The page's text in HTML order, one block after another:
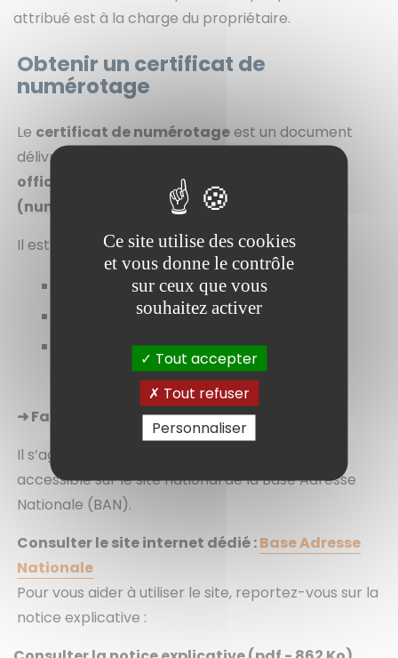
attribué est à la charge du propriétaire.
Obtenir un certificat de
numérotage
Le certificat de numérotageest un document
délivré par la mairie attestant de l’
officielle d’une parcelle ou d’un bâtiment
(numéro et nom de voie) .
Il est souvent demandé dans le cadre :
vente immobilière
D’une démarche auprès d’un
D’un dossier réalisé par ungéomètre
ou un cabinet d’étude
➜Faire la démarche(en 3 cliques !)
Il s’agit d’une démarche 100% dématérialisée
accessible sur le site national de la Base Adresse
Nationale (BAN).
Consulter le site internet dédié :Base Adresse
Nationale
Pour vous aider à utiliser le site, reportez-vous sur la
notice explicative :
Ce site utilise des cookies
et vous donne le contrôle
sur ceux que vous
souhaitez activer
Tout accepter
Tout refuser
Personnaliser